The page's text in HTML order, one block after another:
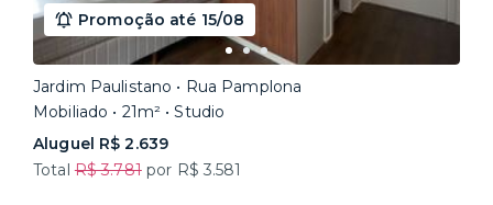
Promoção até 15/08
Jardim Paulistano • Rua Pamplona
Mobiliado • 21m² • Studio
Aluguel R$ 2.639
TotalR$ 3.781por R$ 3.581